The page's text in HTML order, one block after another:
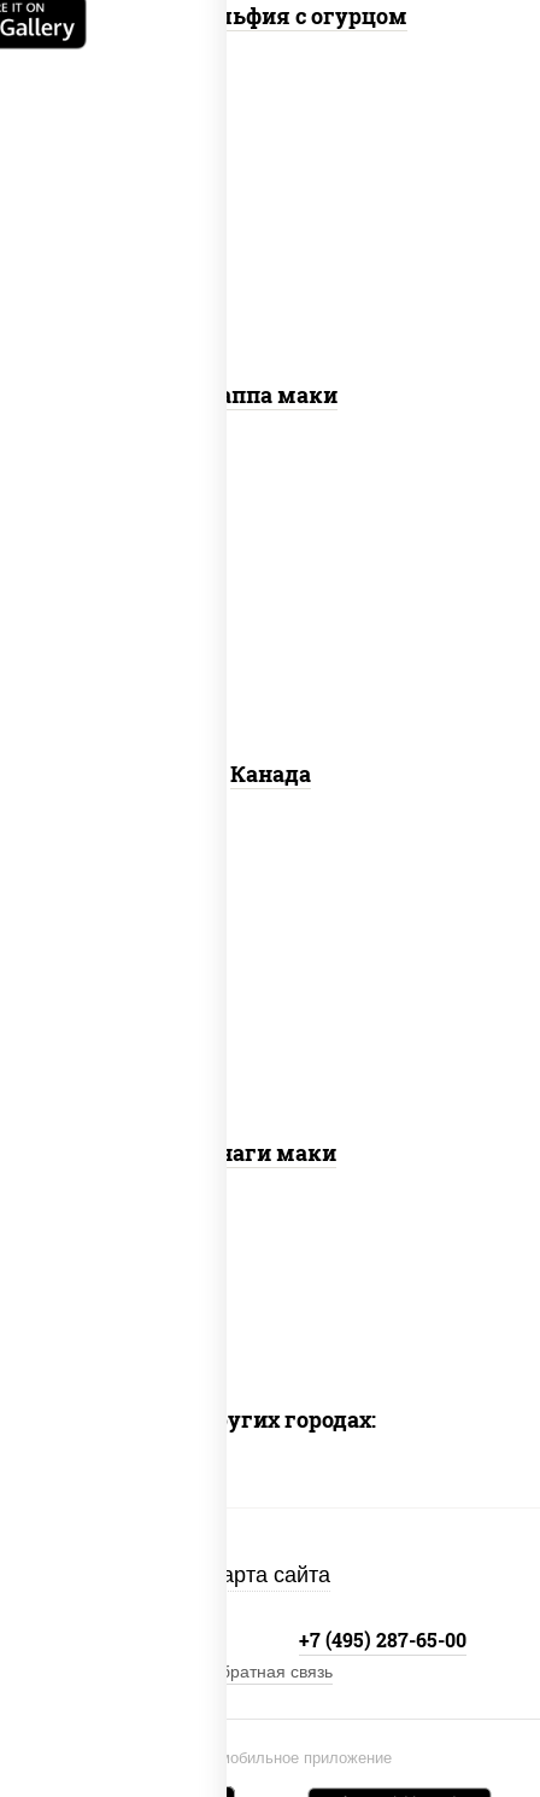
Филадельфия с огурцом
Каппа маки
Канада
Унаги маки
Доставка в других городах:
Карта сайта
Установи мобильное приложение
+7 (495) 287-65-00
Обратная связь